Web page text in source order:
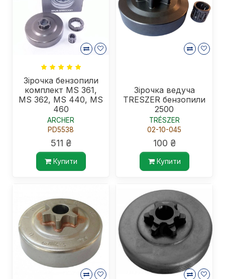
Зірочка бензопили
комплект MS 361,
MS 362, MS 440, MS
460
ARCHER
PD5538
511 ₴
Купити
Зірочка ведуча
TRESZER бензопили
2500
TRÉSZER
02-10-045
100 ₴
Купити